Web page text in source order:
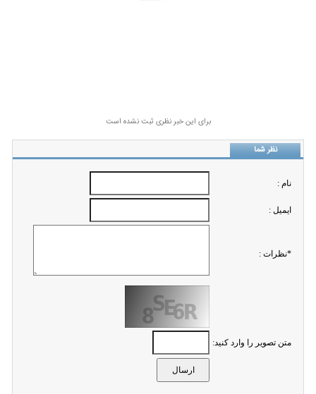
برای این خبر نظری ثبت نشده است
نظر شما
نام :
ايميل :
*نظرات :
متن تصویر را وارد کنید: